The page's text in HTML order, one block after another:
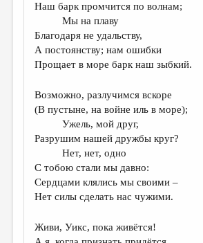
Наш барк промчится по волнам;
Мы на плаву
Благодаря не удальству,
А постоянству; нам ошибки
Прощает в море барк наш зыбкий.
Возможно, разлучимся вскоре
(В пустыне, на войне иль в море);
Ужель, мой друг,
Разрушим нашей дружбы круг?
Нет, нет, одно
С тобою стали мы давно:
Сердцами клялись мы своими –
Нет силы сделать нас чужими.
Живи, Уикс, пока живётся!